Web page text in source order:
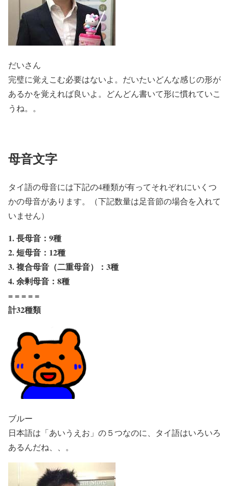
だいさん
完璧に覚えこむ必要はないよ。だいたいどんな感じの形が
あるかを覚えれば良いよ。どんどん書いて形に慣れていこ
うね。。
母音文字
タイ語の母音には下記の4種類が有ってそれぞれにいくつ
かの母音があります。（下記数量は足音節の場合を入れて
いません）
1. 長母音：9種
2. 短母音： 12種
3. 複合母音（二重母音）：3種
4. 余剰母音：8種
= = = = =
計32種類
ブルー
日本語は「あいうえお」の５つなのに、タイ語はいろいろ
あるんだね、、。